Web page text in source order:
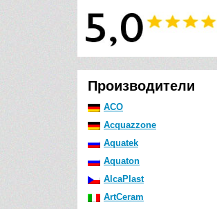
Производители
ACO
Acquazzone
Aquatek
Aquaton
AlcaPlast
ArtCeram